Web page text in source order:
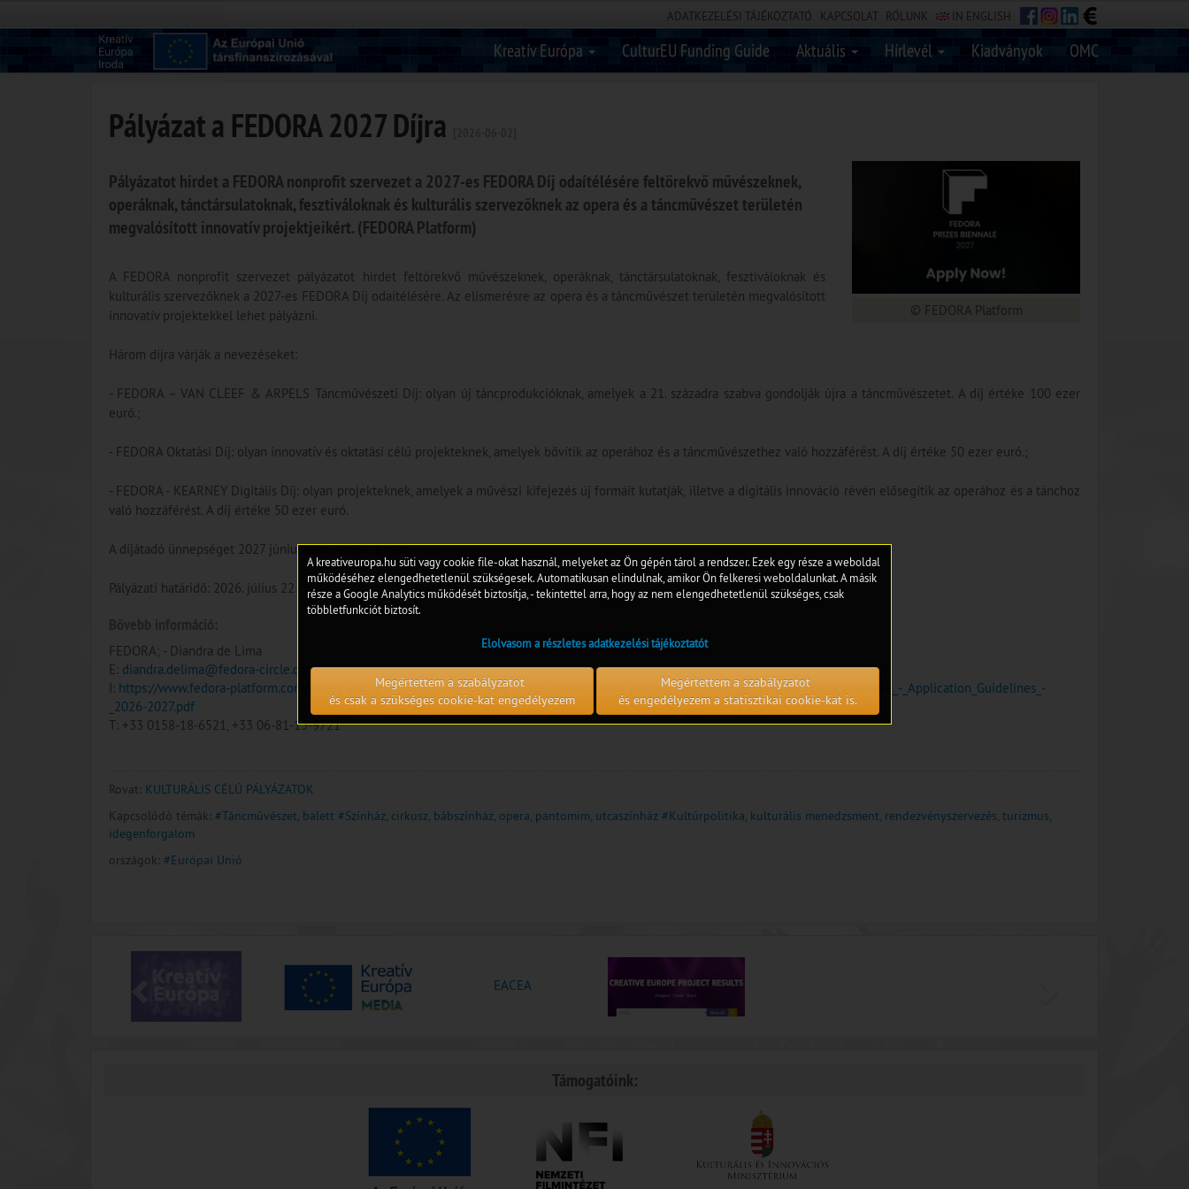
ADATKEZELÉSI TÁJÉKOZTATÓ KAPCSOLAT RÓLUNK IN ENGLISH
Kreatív Európa CulturEU Funding Guide Aktuális Hírlevél Kiadványok OMC
Pályázat a FEDORA 2027 Díjra
© FEDORA Platform
Pályázatot hirdet a FEDORA nonprofit szervezet a 2027-es FEDORA Díj odaítélésére feltörekvő művészeknek,
operáknak, tánctársulatoknak, fesztiváloknak és kulturális szervezőknek az opera és a táncművészet területén
megvalósított innovatív projektjeikért. (FEDORA Platform)
A FEDORA nonprofit szervezet pályázatot hirdet feltörekvő művészeknek, operáknak, tánctársulatoknak, fesztiváloknak és
kulturális szervezőknek a 2027-es FEDORA Díj odaítélésére. Az elismerésre az opera és a táncművészet területén megvalósított
innovatív projektekkel lehet pályázni.
Három díjra várják a nevezéseket:
- FEDORA – VAN CLEEF & ARPELS Táncművészeti Díj: olyan új táncprodukcióknak, amelyek a 21. századra szabva gondolják újra a táncművészetet. A díj értéke 100 ezer
euró.;
- FEDORA Oktatási Díj: olyan innovatív és oktatási célú projekteknek, amelyek bővítik az operához és a táncművészethez való hozzáférést. A díj értéke 50 ezer euró.;
- FEDORA - KEARNEY Digitális Díj: olyan projekteknek, amelyek a művészi kifejezés új formáit kutatják, illetve a digitális innováció révén elősegítik az operához és a tánchoz
való hozzáférést. A díj értéke 50 ezer euró.
A díjátadó ünnepséget 2027 júniusában rendezik meg.
Pályázati határidő: 2026. július 22.
FEDORA; - Diandra de Lima
E: diandra.delima@fedora-circle.com
I: https://www.fedora-platform.com/prizes-and-grants/apply-for-funding,https://www.fedora-platform.com/medias/FEDORA_Prizes_Biennale_-_Application_Guidelines_-
_2026-2027.pdf
T: +33 0158-18-6521, +33 06-81-13-9721
Rovat: KULTURÁLIS CÉLÚ PÁLYÁZATOK
Kapcsolódó témák: #Táncművészet, balett #Színház, cirkusz, bábszínház, opera, pantomim, utcaszínház #Kultúrpolitika, kulturális menedzsment, rendezvényszervezés, turizmus,
idegenforgalom
országok: #Európai Unió
EACEA
Támogatóink:
A kreativeuropa.hu süti vagy cookie file-okat használ, melyeket az Ön gépén tárol a rendszer. Ezek egy része a weboldal
működéséhez elengedhetetlenül szükségesek. Automatikusan elindulnak, amikor Ön felkeresi weboldalunkat. A másik
része a Google Analytics működését biztosítja, - tekintettel arra, hogy az nem elengedhetetlenül szükséges, csak
többletfunkciót biztosít.
Elolvasom a részletes adatkezelési tájékoztatót
Megértettem a szabályzatot
és csak a szükséges cookie-kat engedélyezem
Megértettem a szabályzatot
és engedélyezem a statisztikai cookie-kat is.